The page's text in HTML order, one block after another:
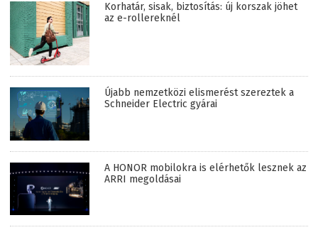
Korhatár, sisak, biztosítás: új korszak jöhet
az e-rollereknél
Újabb nemzetközi elismerést szereztek a
Schneider Electric gyárai
A HONOR mobilokra is elérhetők lesznek az
ARRI megoldásai